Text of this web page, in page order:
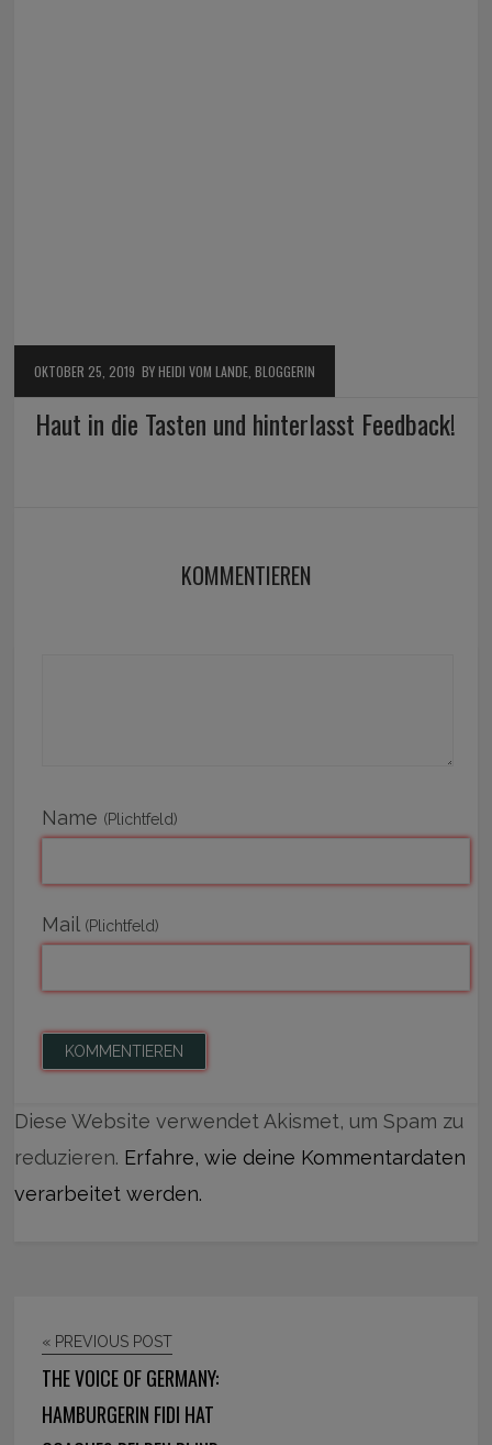
OKTOBER 25, 2019 BY HEIDI VOM LANDE, BLOGGERIN
Haut in die Tasten und hinterlasst Feedback!
KOMMENTIEREN
Name (Plichtfeld)
Mail (Plichtfeld)
Diese Website verwendet Akismet, um Spam zu
reduzieren. Erfahre, wie deine Kommentardaten
verarbeitet werden.
« PREVIOUS POST
THE VOICE OF GERMANY:
HAMBURGERIN FIDI HAT